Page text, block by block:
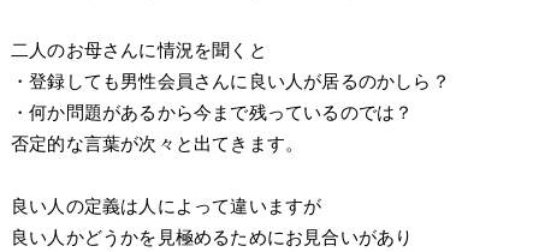
二人のお母さんに情況を聞くと
・登録しても男性会員さんに良い人が居るのかしら？
・何か問題があるから今まで残っているのでは？
否定的な言葉が次々と出てきます。
良い人の定義は人によって違いますが
良い人かどうかを見極めるためにお見合いがあり